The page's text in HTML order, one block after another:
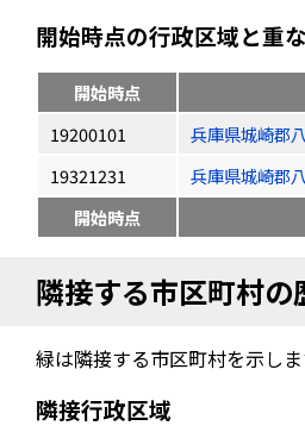
開始時点の行政区域と重
開始時点
19200101
兵庫県城崎郡
19321231
兵庫県城崎郡
開始時点
隣接する市区町村の
緑は隣接する市区町村を示し
隣接行政区域